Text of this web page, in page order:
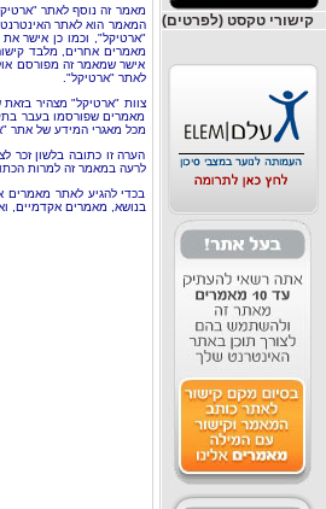
קישורי טקסט (לפרטים)
מאמר זה נוסף לאתר
המאמר הוא לאתר
"ארטיקל", וכמו כן אישר
מאמרים אחרים, מלבד
אישר שמאמר זה מפורסם
לאתר "ארטיקל".
צוות "ארטיקל" מצהיר
מאמרים שפורסמו בעבר
מכל מאגרי המידע של אתר
הערה זו כתובה בלשון זכר
לרעה במאמר זה למרות הכתוב
בכדי להגיע לאתר
בנושא, מאמרים אקדמיים,